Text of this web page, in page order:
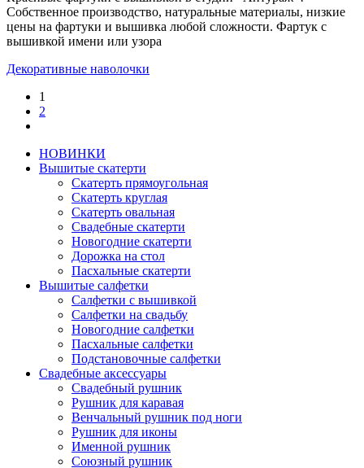
Собственное производство, натуральные материалы, низкие
цены на фартуки и вышивка любой сложности. Фартук с
вышивкой имени или узора
Декоративные наволочки
1
2
НОВИНКИ
Вышитые скатерти
Скатерть прямоугольная
Скатерть круглая
Скатерть овальная
Свадебные скатерти
Новогодние скатерти
Дорожка на стол
Пасхальные скатерти
Вышитые салфетки
Салфетки с вышивкой
Салфетки на свадьбу
Новогодние салфетки
Пасхальные салфетки
Подстановочные салфетки
Свадебные аксессуары
Свадебный рушник
Рушник для каравая
Венчальный рушник под ноги
Рушник для иконы
Именной рушник
Союзный рушник